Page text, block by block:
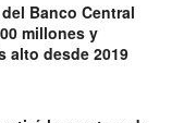
Banco Central
millones y
alto desde 2019